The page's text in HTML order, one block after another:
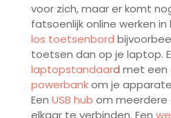
voor zich, maar er komt
fatsoenlijk online werken
los toetsenbord
toetsen dan op je laptop.
laptopstandaard met een
powerbank om je
Een USB hub om
elkaar te verbinden. Een